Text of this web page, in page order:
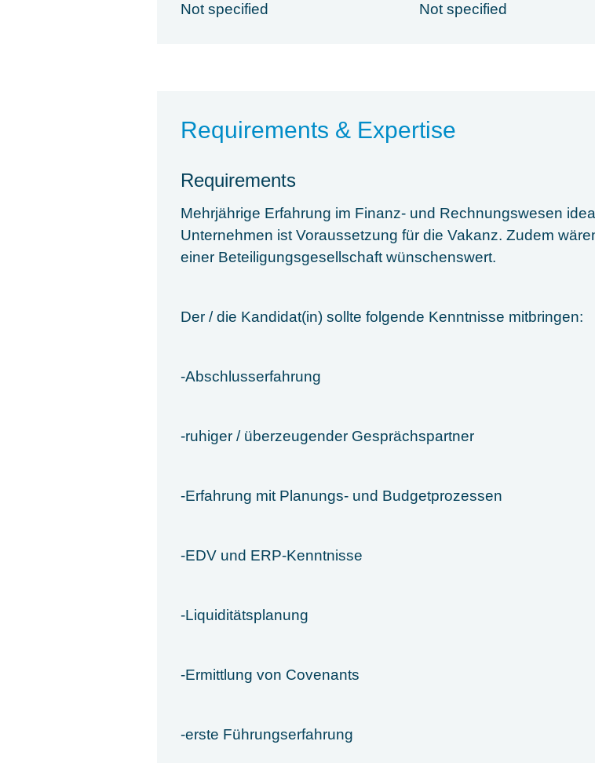
Not specified Not specified
Requirements & Expertise
Requirements
Mehrjährige Erfahrung im Finanz- und Rechnungswesen
Unternehmen ist Voraussetzung für die Vakanz. Zudem
einer Beteiligungsgesellschaft wünschenswert.
Der / die Kandidat(in) sollte folgende Kenntnisse mitbringen:
-Abschlusserfahrung
-ruhiger / überzeugender Gesprächspartner
-Erfahrung mit Planungs- und Budgetprozessen
-EDV und ERP-Kenntnisse
-Liquiditätsplanung
-Ermittlung von Covenants
-erste Führungserfahrung